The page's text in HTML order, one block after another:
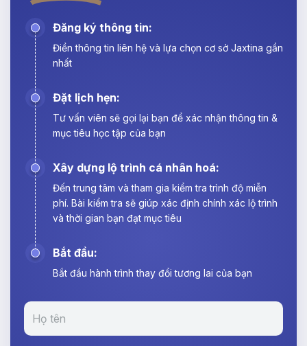
Đăng ký thông tin:
Điền thông tin liên hệ và lựa chọn cơ sở Jaxtina gần
nhất
Đặt lịch hẹn:
Tư vấn viên sẽ gọi lại bạn để xác nhận thông tin &
mục tiêu học tập của bạn
Xây dựng lộ trình cá nhân hoá:
Đến trung tâm và tham gia kiểm tra trình độ miễn
phí. Bài kiểm tra sẽ giúp xác định chính xác lộ trình
và thời gian bạn đạt mục tiêu
Bắt đầu:
Bắt đầu hành trình thay đổi tương lai của bạn